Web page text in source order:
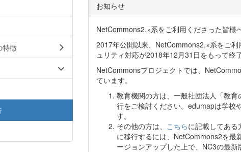
お知らせ
NetCommons2.×系をご利用くださった皆様へ
2017年公開以来、NetCommons2.×系をご
ュリティ対応が2018年12月31日をもって終
NetCommonsプロジェクトでは、
ています。
教育機関の方は、一般社団法人「教
行をご検討ください。edumapは学校
す。
その他の方は、 こちらに記載してあ
に移行するには、NetCommons2を最
ージョンアップした上で、NC3の最新
特徴